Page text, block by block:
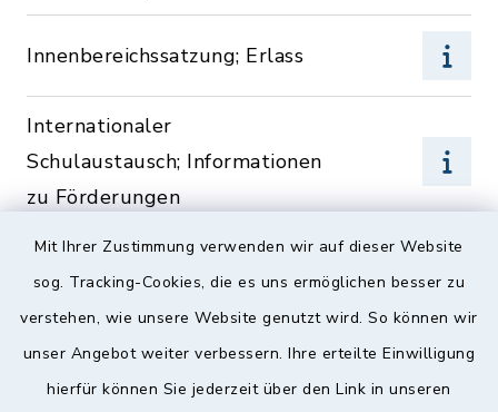
Mit Ihrer Zustimmung verwenden wir auf dieser Website
sog. Tracking-Cookies, die es uns ermöglichen besser zu
verstehen, wie unsere Website genutzt wird. So können wir
unser Angebot weiter verbessern. Ihre erteilte Einwilligung
hierfür können Sie jederzeit über den Link in unseren
Innenbereichssatzung; Erlass
Internationaler
Schulaustausch; Informationen
zu Förderungen
J
Jugendarbeit;